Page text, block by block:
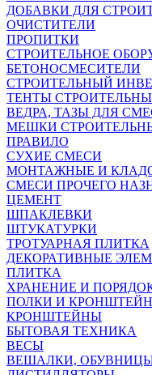
ДОБАВКИ ДЛЯ
ОЧИСТИТЕЛИ
ПРОПИТКИ
СТРОИТЕЛЬНОЕ
БЕТОНОСМЕСИТЕЛИ
СТРОИТЕЛЬНЫЙ
ТЕНТЫ
ВЕДРА, ТАЗЫ ДЛЯ
МЕШКИ
ПРАВИЛО
СУХИЕ СМЕСИ
МОНТАЖНЫЕ И
СМЕСИ ПРОЧЕГО
ЦЕМЕНТ
ШПАКЛЕВКИ
ШТУКАТУРКИ
ТРОТУАРНАЯ ПЛИТКА
ДЕКОРАТИВНЫЕ
ПЛИТКА
ХРАНЕНИЕ И
ПОЛКИ И
КРОНШТЕЙНЫ
БЫТОВАЯ ТЕХНИКА
ВЕСЫ
ВЕШАЛКИ,